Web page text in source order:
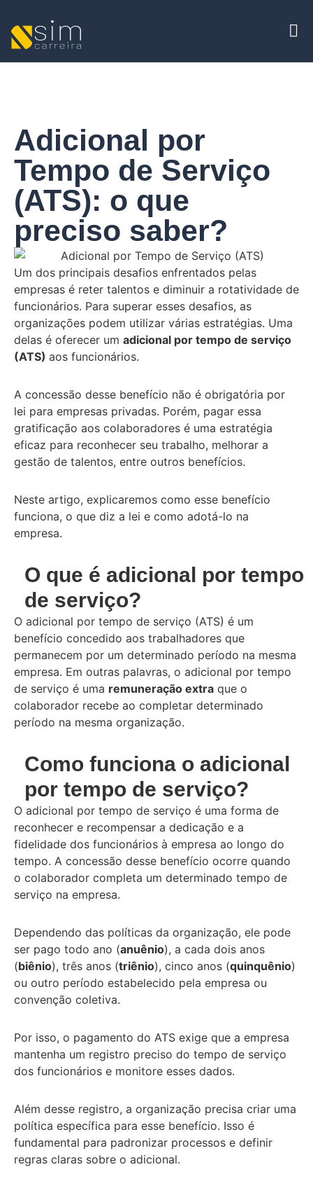
Adicional por
Tempo de Serviço
(ATS): o que
preciso saber?
Um dos principais desafios enfrentados pelas
empresas é reter talentos e diminuir a rotatividade de
funcionários. Para superar esses desafios, as
organizações podem utilizar várias estratégias. Uma
delas é oferecer um adicional por tempo de serviço
(ATS) aos funcionários.
A concessão desse benefício não é obrigatória por
lei para empresas privadas. Porém, pagar essa
gratificação aos colaboradores é uma estratégia
eficaz para reconhecer seu trabalho, melhorar a
gestão de talentos, entre outros benefícios.
Neste artigo, explicaremos como esse benefício
funciona, o que diz a lei e como adotá-lo na
empresa.
O que é adicional por tempo
de serviço?
O adicional por tempo de serviço (ATS) é um
benefício concedido aos trabalhadores que
permanecem por um determinado período na mesma
empresa. Em outras palavras, o adicional por tempo
de serviço é uma remuneração extra que o
colaborador recebe ao completar determinado
período na mesma organização.
Como funciona o adicional
por tempo de serviço?
O adicional por tempo de serviço é uma forma de
reconhecer e recompensar a dedicação e a
fidelidade dos funcionários à empresa ao longo do
tempo. A concessão desse benefício ocorre quando
o colaborador completa um determinado tempo de
serviço na empresa.
Dependendo das políticas da organização, ele pode
ser pago todo ano (anuênio), a cada dois anos
(biênio), três anos (triênio), cinco anos (quinquênio)
ou outro período estabelecido pela empresa ou
convenção coletiva.
Por isso, o pagamento do ATS exige que a empresa
mantenha um registro preciso do tempo de serviço
dos funcionários e monitore esses dados.
Além desse registro, a organização precisa criar uma
política específica para esse benefício. Isso é
fundamental para padronizar processos e definir
regras claras sobre o adicional.